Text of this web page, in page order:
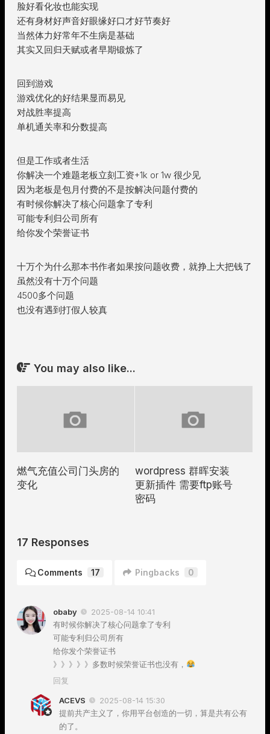
脸好看化妆也能实现
还有身材好声音好眼缘好口才好节奏好
当然体力好常年不生病是基础
其实又回归天赋或者早期锻炼了
回到游戏
游戏优化的好结果显而易见
对战胜率提高
单机通关率和分数提高
但是工作或者生活
你解决一个难题老板立刻工资+1k or 1w 很少见
因为老板是包月付费的不是按解决问题付费的
有时候你解决了核心问题拿了专利
可能专利归公司所有
给你发个荣誉证书
十万个为什么那本书作者如果按问题收费，就挣上大把钱了
虽然没有十万个问题
4500多个问题
也没有遇到打假人较真
You may also like...
燃气充值公司门头房的
变化
wordpress 群晖安装
更新插件 需要ftp账号
密码
17 Responses
Comments 17 Pingbacks 0
obaby
2025-08-14 10:41
有时候你解决了核心问题拿了专利
可能专利归公司所有
给你发个荣誉证书
》》》》》多数时候荣誉证书也没有，
回复
ACEVS
2025-08-14 15:30
提前共产主义了，你用平台创造的一切，算是共有公有
的了。